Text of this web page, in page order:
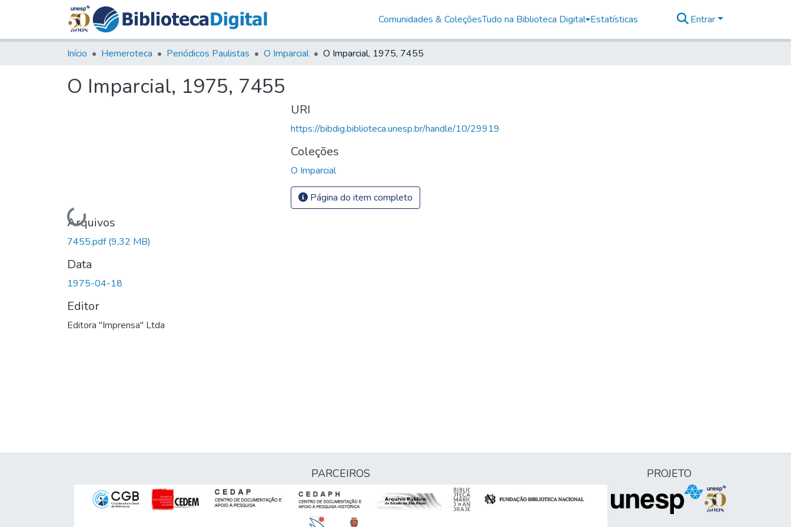
Comunidades & ColeçõesTudo na Biblioteca Digital Estatísticas Entrar
Início Hemeroteca Periódicos Paulistas O Imparcial O Imparcial, 1975, 7455
O Imparcial, 1975, 7455
Carregando...
Arquivos
7455.pdf(9,32 MB)
Data
1975-04-18
Editor
Editora "Imprensa" Ltda
URI
https://bibdig.biblioteca.unesp.br/handle/10/29919
Coleções
O Imparcial
Página do item completo
PARCEIROS PROJETO